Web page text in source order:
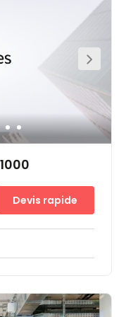
depuis l'intérieur du
touches de
et
dans les
regorge
bars et
lieux de
pas.
prestigious office
a robust economy,
up a new
with Gare
Devis rapide